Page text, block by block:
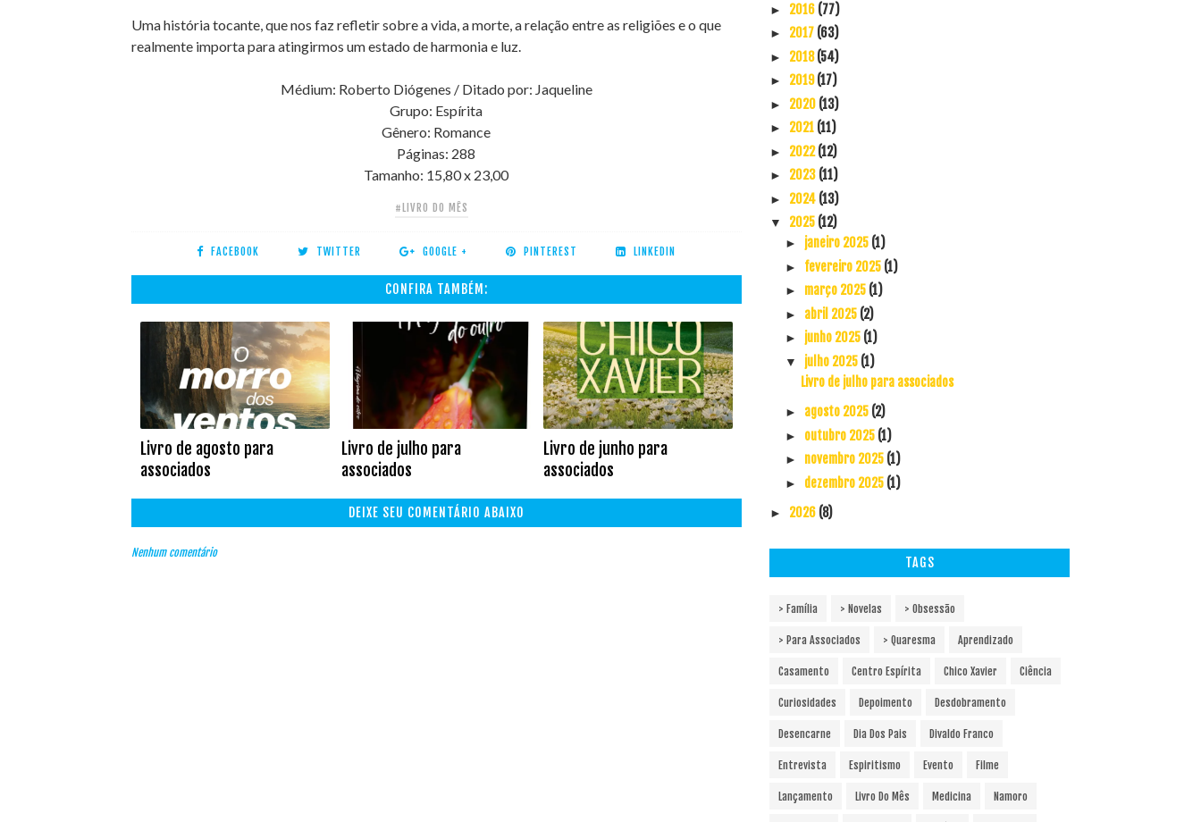
Uma história tocante, que nos faz refletir sobre a vida, a morte, a relação entre as religiões e o que
realmente importa para atingirmos um estado de harmonia e luz.
Médium: Roberto Diógenes / Ditado por: Jaqueline
Grupo: Espírita
Gênero: Romance
Páginas: 288
Tamanho: 15,80 x 23,00
#LIVRO DO MÊS
FACEBOOK TWITTER GOOGLE + PINTEREST LINKEDIN
CONFIRA TAMBÉM:
Livro de agosto para
associados
Livro de julho para
associados
Livro de junho para
associados
DEIXE SEU COMENTÁRIO ABAIXO
Nenhum comentário
► 2016 (77)
► 2017 (63)
► 2018(54)
► 2019(17)
► 2020 (13)
► 2021 (11)
► 2022(12)
► 2023 (11)
► 2024 (13)
▼ 2025 (12)
► janeiro 2025 (1)
► fevereiro 2025 (1)
► março 2025 (1)
► abril 2025 (2)
► junho 2025 (1)
▼ julho 2025 (1)
Livro de julho para associados
► agosto 2025 (2)
► outubro 2025 (1)
► novembro 2025 (1)
► dezembro 2025 (1)
► 2026 (8)
TAGS
> Família > Novelas > Obsessão
> Para Associados > Quaresma Aprendizado
Casamento Centro Espírita Chico Xavier Ciência
Curiosidades Depoimento Desdobramento
Desencarne Dia Dos Pais Divaldo Franco
Entrevista Espiritismo Evento Filme
Lançamento Livro Do Mês Medicina Namoro